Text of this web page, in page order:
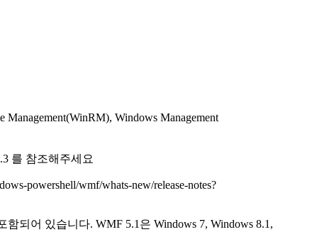
Management(WinRM), Windows Management
를 참조해주세요
powershell/wmf/whats-new/release-notes?
되어 있습니다. WMF 5.1은 Windows 7, Windows 8.1,